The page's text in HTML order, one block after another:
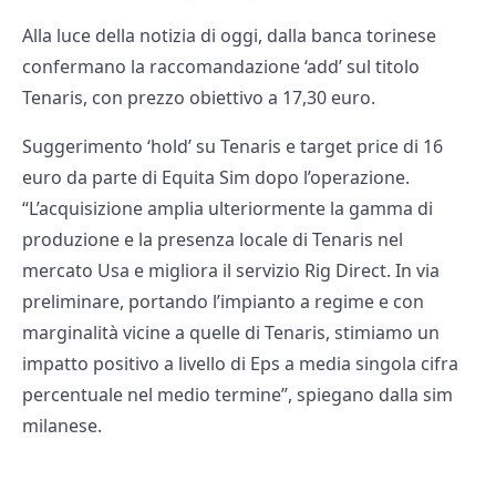
Alla luce della notizia di oggi, dalla banca torinese
confermano la raccomandazione ‘add’ sul titolo
Tenaris, con prezzo obiettivo a 17,30 euro.
Suggerimento ‘hold’ su Tenaris e target price di 16
euro da parte di Equita Sim dopo l’operazione.
“L’acquisizione amplia ulteriormente la gamma di
produzione e la presenza locale di Tenaris nel
mercato Usa e migliora il servizio Rig Direct. In via
preliminare, portando l’impianto a regime e con
marginalità vicine a quelle di Tenaris, stimiamo un
impatto positivo a livello di Eps a media singola cifra
percentuale nel medio termine”, spiegano dalla sim
milanese.